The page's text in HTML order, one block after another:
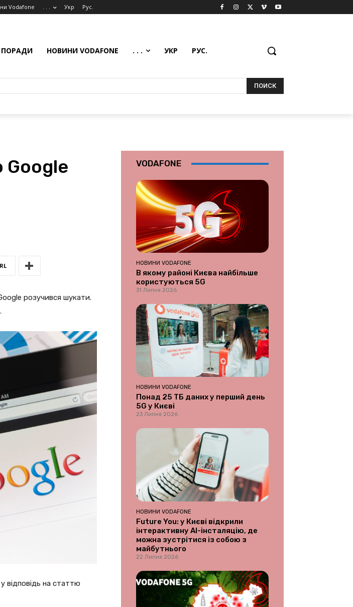
Vodafone . . . Укр Рус.
ПОРАДИ НОВИНИ VODAFONE . . . УКР РУС.
ПОИСК
Google
розучився шукати.
відповідь на статтю
VODAFONE
НОВИНИ VODAFONE
В якому районі Києва найбільше
користуються 5G
31 Липня 2026
НОВИНИ VODAFONE
Понад 25 ТБ даних у перший день
5G у Києві
23 Липня 2026
НОВИНИ VODAFONE
Future You: у Києві відкрили
інтерактивну AI-інсталяцію, де
можна зустрітися із собою з
майбутнього
22 Липня 2026